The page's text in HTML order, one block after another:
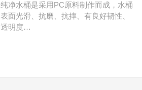
纯净水桶是采用PC原料制作而成，水桶
表面光滑、抗磨、抗摔、有良好韧性、
透明度…